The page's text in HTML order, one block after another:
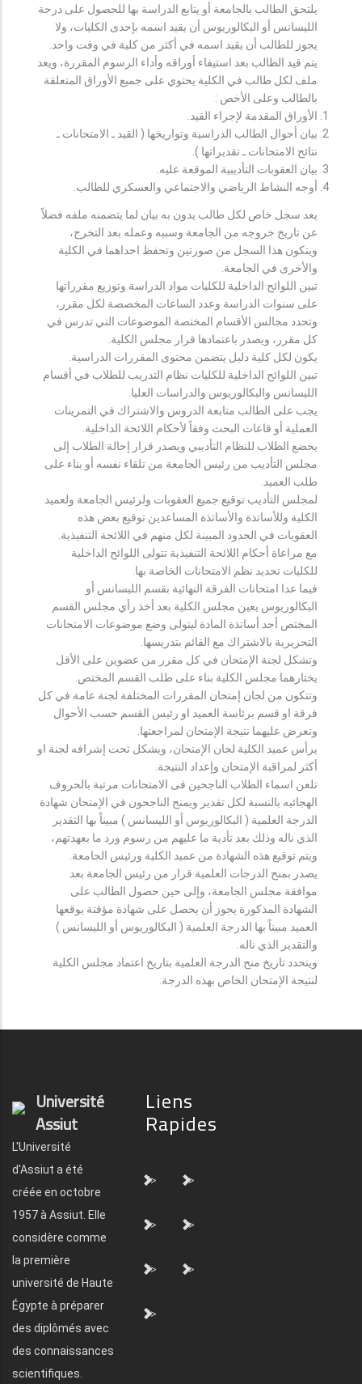
يلتحق الطالب بالجامعة أو يتابع الدراسة بها للحصول على درجة
الليسانس أو البكالوريوس أن يقيد اسمه بإحدى الكليات، ولا
يجوز للطالب أن يقيد اسمه في أكثر من كلية في وقت واحد.
يتم قيد الطالب بعد استيفاء أوراقه وأداء الرسوم المقررة، ويعد
ملف لكل طالب في الكلية يحتوي على جميع الأوراق المتعلقة
بالطالب وعلى الأخص :
الأوراق المقدمة لإجراء القيد.
بيان أحوال الطالب الدراسية وتواريخها ( القيد ـ الامتحانات ـ
نتائح الامتحانات ـ تقديراتها ).
بيان العقوبات التأديبية الموقعة عليه.
أوجه النشاط الرياضي والاجتماعي والعسكري للطالب.
يعد سجل خاص لكل طالب يدون به بيان لما يتضمنه ملفه فضلاً
عن تاريخ خروجه من الجامعة وسببه وعمله بعد التخرج،
ويتكون هذا السجل من صورتين وتحفظ احداهما في الكلية
والأخرى في الجامعة.
تبين اللوائح الداخلية للكليات مواد الدراسة وتوزيع مقرراتها
على سنوات الدراسة وعدد الساعات المخصصة لكل مقرر،
وتحدد مجالس الأقسام المختصة الموضوعات التي تدرس في
كل مقرر، ويصدر باعتمادها قرار مجلس الكلية.
يكون لكل كلية دليل يتضمن محتوى المقررات الدراسية.
تبين اللوائح الداخلية للكليات نظام التدريب للطلاب في أقسام
الليسانس والبكالوريوس والدراسات العليا.
يجب على الطالب متابعة الدروس والاشتراك في التمرينات
العملية أو قاعات البحث وفقاً لأحكام اللائحة الداخلية.
يخضع الطلاب للنظام التأديبي ويصدر قرار إحالة الطلاب إلى
مجلس التأديب من رئيس الجامعة من تلقاء نفسه أو بناء على
طلب العميد.
لمجلس التأديب توقيع جميع العقوبات ولرئيس الجامعة ولعميد
الكلية وللأساتذة والأساتذة المساعدين توقيع بعض هذه
العقوبات في الحدود المبينة لكل منهم في اللائحة التنفيذية.
مع مراعاة أحكام اللائحة التنفيذية تتولى اللوائح الداخلية
للكليات تحديد نظم الامتحانات الخاصة بها.
فيما عدا امتحانات الفرقة النهائية بقسم الليسانس أو
البكالوريوس يعين مجلس الكلية بعد أخذ رأي مجلس القسم
المختص أحد أساتذة المادة ليتولى وضع موضوعات الامتحانات
التحريرية بالاشتراك مع القائم بتدريسها.
وتشكل لجنة الإمتحان في كل مقرر من عضوين على الأقل
يختارهما مجلس الكلية بناء على طلب القسم المختص.
وتتكون من لجان إمتحان المقررات المختلفة لجنة عامة في كل
فرقة او قسم برئاسة العميد او رئيس القسم حسب الأحوال
وتعرض عليهما نتيجة الإمتحان لمراجعتها.
يرأس عميد الكلية لجان الإمتحان، ويشكل تحت إشرافه لجنة او
أكثر لمراقبة الإمتحان وإعداد النتيجة.
تلعن اسماء الطلاب الناجحين فى الامتحانات مرتبة بالحروف
الهجائيه بالنسبة لكل تقدير ويمنح الناجحون في الإمتحان شهادة
الدرجة العلمية ( البكالوريوس أو الليسانس ) مبيناً بها التقدير
الذي ناله وذلك بعد تأدية ما عليهم من رسوم ورد ما بعهدتهم،
ويتم توقيع هذه الشهادة من عميد الكلية ورئيس الجامعة.
يصدر بمنح الدرجات العلمية قرار من رئيس الجامعة بعد
موافقة مجلس الجامعة، وإلى حين حصول الطالب على
الشهادة المذكورة يجوز أن يحصل على شهادة مؤقتة يوقعها
العميد مبيناً بها الدرجة العلمية ( البكالوريوس أو الليسانس )
والتقدير الذي ناله.
ويتحدد تاريخ منح الدرجة العلمية بتاريخ اعتماد مجلس الكلية
لنتيجة الإمتحان الخاص بهذه الدرجة.
Université
Assiut
L'Université
d'Assiut a été
créée en octobre
1957 à Assiut. Elle
considère comme
la première
université de Haute
Égypte à préparer
des diplômés avec
des connaissances
scientifiques.
Liens
Rapides
"> ">
"> ">
"> ">
">